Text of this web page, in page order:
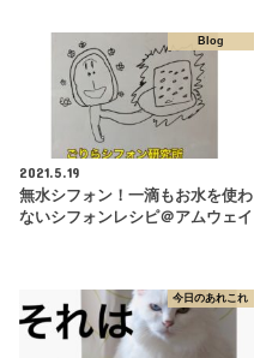
Blog
2021.5.19
無水シフォン！一滴もお水を使わ
ないシフォンレシピ＠アムウェイ
今日のあれこれ